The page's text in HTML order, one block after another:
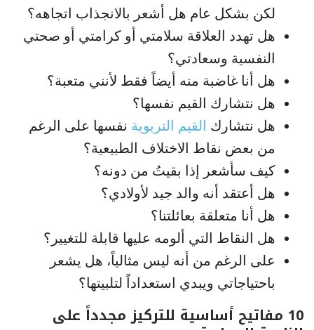
لكن بشكل عام هل أشعر بالانجذاب اتجاهه؟
هل تهدد العلاقة سلامتي أو كرامتي أو صحتي
النفسية وسعادتي؟
هل أنا غاضبة منه أيضاً فقط لأنني متعبة؟
هل نتشارك القيم نفسها؟
هل نتشارك القيم التربوية نفسها على الرغم
من بعض نقاط الاختلاف الطبيعية؟
كيف سأشعر إذا بقيتُ من دونه؟
هل أعتقد أنه والد جيد لأولادي؟
هل أنا متعلقة بعائلتنا؟
هل النقاط التي ألومه عليها قابلة للتغيير؟
على الرغم من أنه ليس مثالياً، هل يشعر
باحتياجاتي ويبدي استعداداً لتلبيتها؟
10 مفاتيح أساسية للتركيز مجدداً على